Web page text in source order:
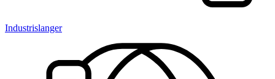
Industrislanger